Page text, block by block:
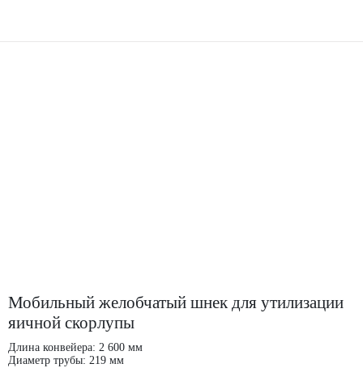
Мобильный желобчатый шнек для утилизации
яичной скорлупы
Длина конвейера: 2 600 мм
Диаметр трубы: 219 мм